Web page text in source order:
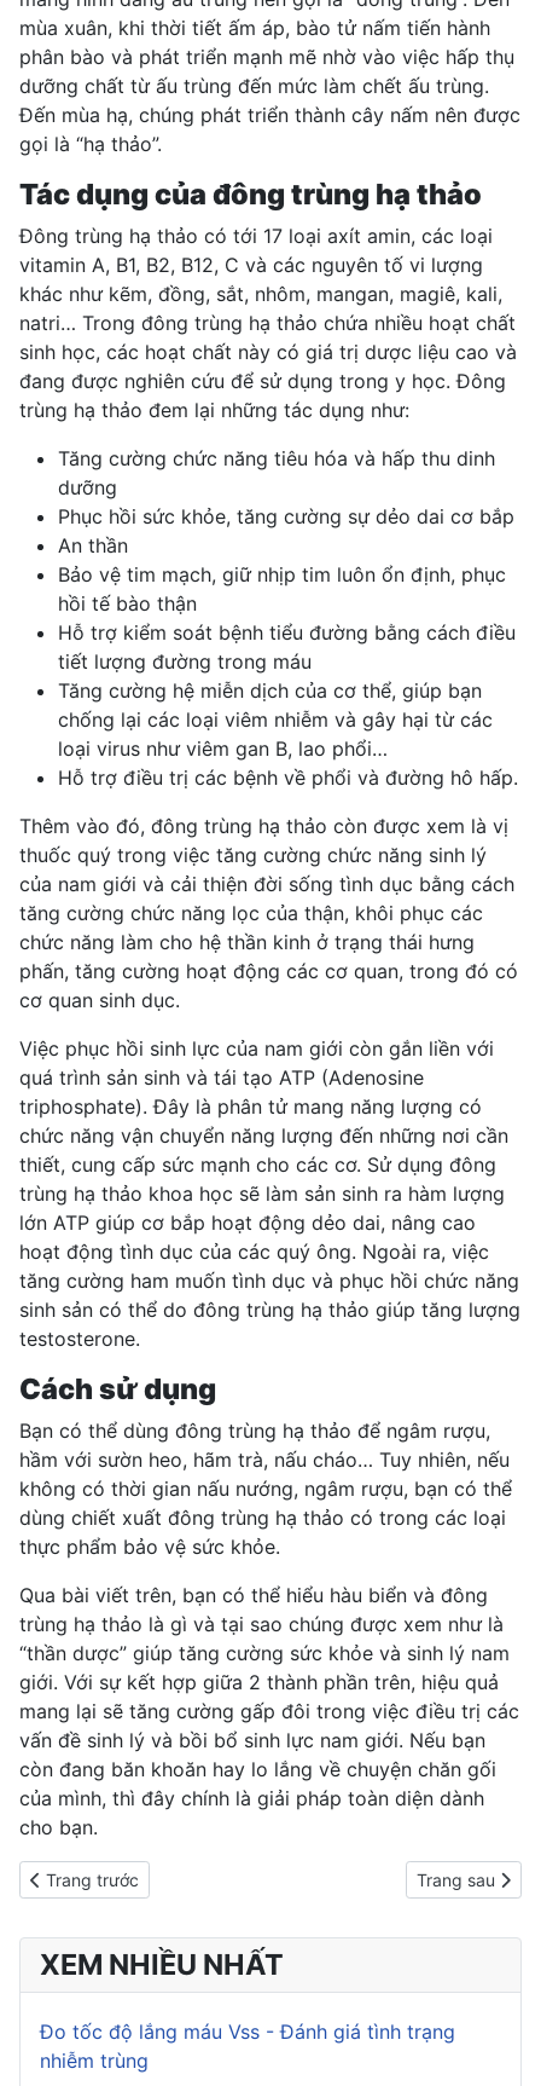
mùa xuân, khi thời tiết ấm áp, bào tử nấm tiến hành
phân bào và phát triển mạnh mẽ nhờ vào việc hấp thụ
dưỡng chất từ ấu trùng đến mức làm chết ấu trùng.
Đến mùa hạ, chúng phát triển thành cây nấm nên được
gọi là “hạ thảo”.
Tác dụng của đông trùng hạ thảo
Đông trùng hạ thảo có tới 17 loại axít amin, các loại
vitamin A, B1, B2, B12, C và các nguyên tố vi lượng
khác như kẽm, đồng, sắt, nhôm, mangan, magiê, kali,
natri… Trong đông trùng hạ thảo chứa nhiều hoạt chất
sinh học, các hoạt chất này có giá trị dược liệu cao và
đang được nghiên cứu để sử dụng trong y học. Đông
trùng hạ thảo đem lại những tác dụng như:
Tăng cường chức năng tiêu hóa và hấp thu dinh
dưỡng
Phục hồi sức khỏe, tăng cường sự dẻo dai cơ bắp
An thần
Bảo vệ tim mạch, giữ nhịp tim luôn ổn định, phục
hồi tế bào thận
Hỗ trợ kiểm soát bệnh tiểu đường bằng cách điều
tiết lượng đường trong máu
Tăng cường hệ miễn dịch của cơ thể, giúp bạn
chống lại các loại viêm nhiễm và gây hại từ các
loại virus như viêm gan B, lao phổi…
Hỗ trợ điều trị các bệnh về phổi và đường hô hấp.
Thêm vào đó, đông trùng hạ thảo còn được xem là vị
thuốc quý trong việc tăng cường chức năng sinh lý
của nam giới và cải thiện đời sống tình dục bằng cách
tăng cường chức năng lọc của thận, khôi phục các
chức năng làm cho hệ thần kinh ở trạng thái hưng
phấn, tăng cường hoạt động các cơ quan, trong đó có
cơ quan sinh dục.
Việc phục hồi sinh lực của nam giới còn gắn liền với
quá trình sản sinh và tái tạo ATP (Adenosine
triphosphate). Đây là phân tử mang năng lượng có
chức năng vận chuyển năng lượng đến những nơi cần
thiết, cung cấp sức mạnh cho các cơ. Sử dụng đông
trùng hạ thảo khoa học sẽ làm sản sinh ra hàm lượng
lớn ATP giúp cơ bắp hoạt động dẻo dai, nâng cao
hoạt động tình dục của các quý ông. Ngoài ra, việc
tăng cường ham muốn tình dục và phục hồi chức năng
sinh sản có thể do đông trùng hạ thảo giúp tăng lượng
testosterone.
Cách sử dụng
Bạn có thể dùng đông trùng hạ thảo để ngâm rượu,
hầm với sườn heo, hãm trà, nấu cháo… Tuy nhiên, nếu
không có thời gian nấu nướng, ngâm rượu, bạn có thể
dùng chiết xuất đông trùng hạ thảo có trong các loại
thực phẩm bảo vệ sức khỏe.
Qua bài viết trên, bạn có thể hiểu hàu biển và đông
trùng hạ thảo là gì và tại sao chúng được xem như là
“thần dược” giúp tăng cường sức khỏe và sinh lý nam
giới. Với sự kết hợp giữa 2 thành phần trên, hiệu quả
mang lại sẽ tăng cường gấp đôi trong việc điều trị các
vấn đề sinh lý và bồi bổ sinh lực nam giới. Nếu bạn
còn đang băn khoăn hay lo lắng về chuyện chăn gối
của mình, thì đây chính là giải pháp toàn diện dành
cho bạn.
Previous article: "Giải oan" cho chất phụ gia trong thực phẩm
Trang trước Next article:
Trang sau
XEM NHIỀU NHẤT
Đo tốc độ lắng máu Vss - Đánh giá tình trạng
nhiễm trùng